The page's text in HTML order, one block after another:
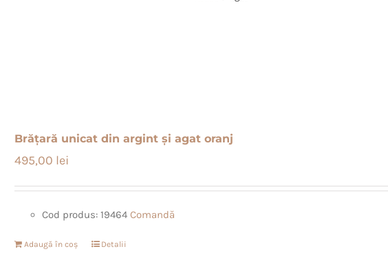
Brățară unicat din argint și agat oranj
495,00 lei
Cod produs: 19464Comandă
Adaugă în coș Detalii